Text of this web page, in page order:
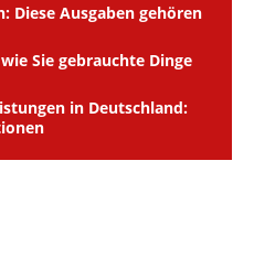
Diese Ausgaben gehören
Sie gebrauchte Dinge
in Deutschland: